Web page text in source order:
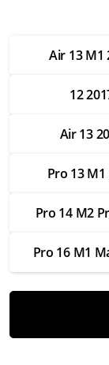
Настройка
от 3 500 ₽
от 3 500 ₽
Замена SSD
Замена HDD
Air 13 M1
12
Air 13
Pro 13 M1
Pro 14 M2
Pro 16 M1